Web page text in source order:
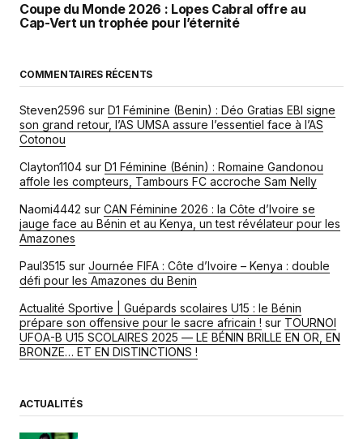
Coupe du Monde 2026 : Lopes Cabral offre au
Cap-Vert un trophée pour l’éternité
COMMENTAIRES RÉCENTS
Steven2596 sur D1 Féminine (Benin) : Déo Gratias EBI signe
son grand retour, l’AS UMSA assure l’essentiel face à l’AS
Cotonou
Clayton1104 sur D1 Féminine (Bénin) : Romaine Gandonou
affole les compteurs, Tambours FC accroche Sam Nelly
Naomi4442 sur CAN Féminine 2026 : la Côte d’Ivoire se
jauge face au Bénin et au Kenya, un test révélateur pour les
Amazones
Paul3515 sur Journée FIFA : Côte d’Ivoire – Kenya : double
défi pour les Amazones du Benin
Actualité Sportive | Guépards scolaires U15 : le Bénin
prépare son offensive pour le sacre africain ! sur TOURNOI
UFOA-B U15 SCOLAIRES 2025 — LE BÉNIN BRILLE EN OR, EN
BRONZE… ET EN DISTINCTIONS !
ACTUALITÉS